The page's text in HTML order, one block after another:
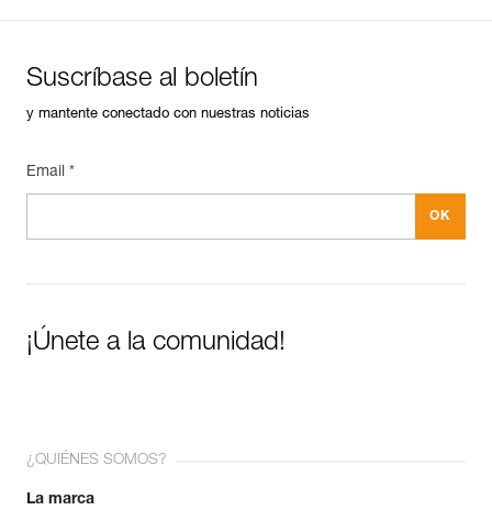
Suscríbase al boletín
y mantente conectado con nuestras noticias
Email *
¡Únete a la comunidad!
¿QUIÉNES SOMOS?
La marca